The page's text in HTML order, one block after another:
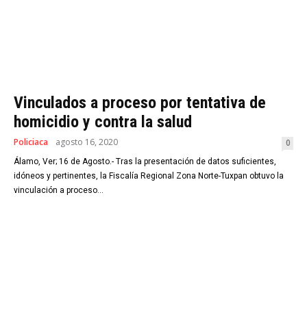
Vinculados a proceso por tentativa de
homicidio y contra la salud
Policiaca agosto 16, 2020 0
Álamo, Ver; 16 de Agosto.- Tras la presentación de datos suficientes,
idóneos y pertinentes, la Fiscalía Regional Zona Norte-Tuxpan obtuvo la
vinculación a proceso...